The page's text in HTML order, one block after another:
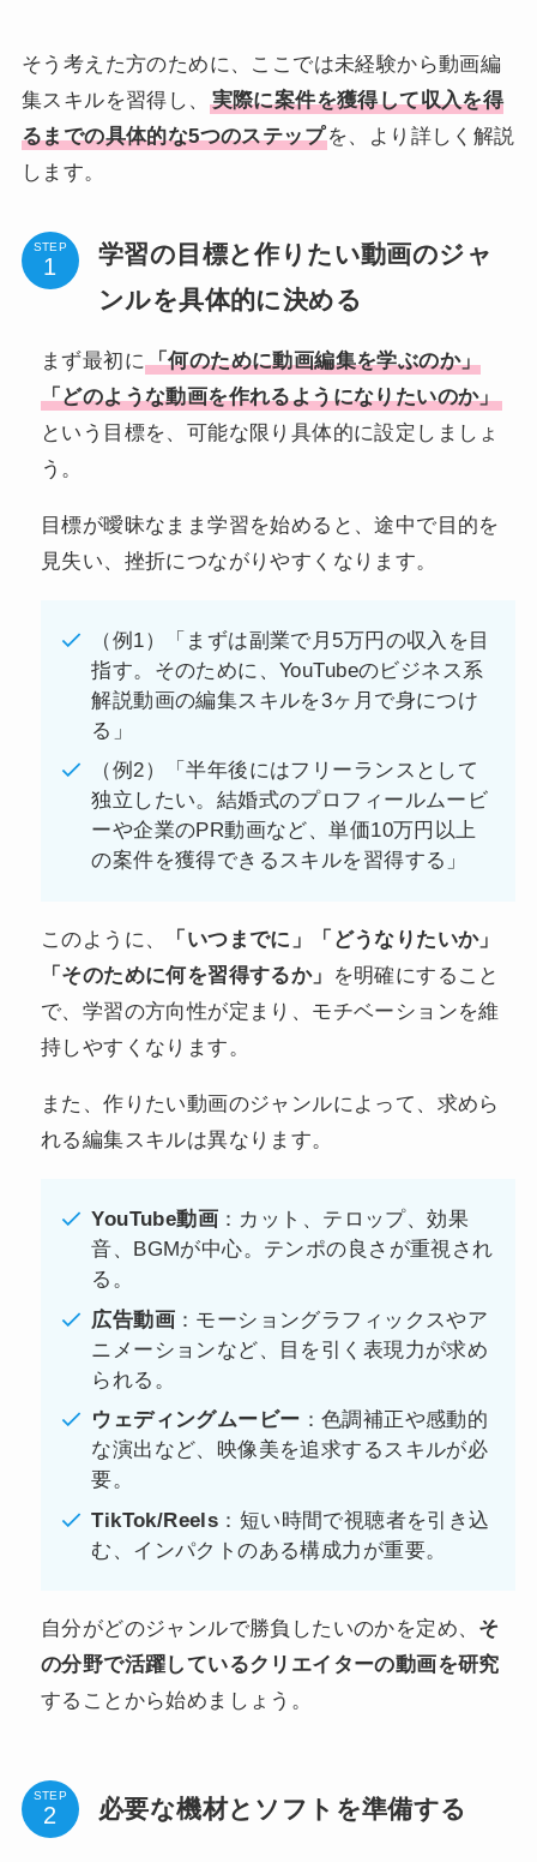
そう考えた方のために、ここでは未経験から動画編
集スキルを習得し、
実際に案件を獲得して収入を得
るまでの具体的な5つのステップを、より詳しく解説
します。
STEP
学習の目標と作りたい動画のジャ
ンルを具体的に決める
まず最初に 「何のために動画編集を学ぶのか」
「どのような動画を作れるようになりたいのか」
という目標を、可能な限り具体的に設定しましょ
う。
目標が曖昧なまま学習を始めると、途中で目的を
見失い、挫折につながりやすくなります。
（例1）「まずは副業で月5万円の収入を目
指す。そのために、YouTubeのビジネス系
解説動画の編集スキルを3ヶ月で身につけ
る」
（例2）「半年後にはフリーランスとして
独立したい。結婚式のプロフィールムービ
ーや企業のPR動画など、単価10万円以上
の案件を獲得できるスキルを習得する」
このように、
「いつまでに」「どうなりたいか」
「そのために何を習得するか」
を明確にすること
で、学習の方向性が定まり、モチベーションを維
持しやすくなります。
また、作りたい動画のジャンルによって、求めら
れる編集スキルは異なります。
YouTube動画 ：カット、テロップ、効果
音、BGMが中心。テンポの良さが重視され
る。
広告動画 ：モーショングラフィックスやア
ニメーションなど、目を引く表現力が求め
られる。
ウェディングムービー ：色調補正や感動的
な演出など、映像美を追求するスキルが必
要。
TikTok/Reels ：短い時間で視聴者を引き込
む、インパクトのある構成力が重要。
自分がどのジャンルで勝負したいのかを定め、 そ
の分野で活躍しているクリエイターの動画を研究
することから始めましょう。
STEP 必要な機材とソフトを準備する